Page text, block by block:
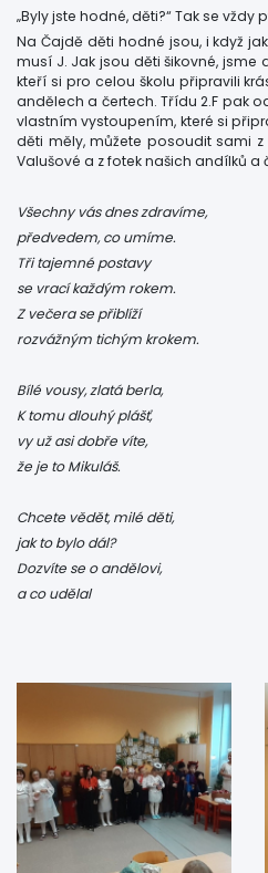
„Byly jste hodné, děti?“ Tak se
Na Čajdě děti hodné jsou, i když
musí J. Jak jsou děti šikovné, jsme
kteří si pro celou školu připravili
andělech a čertech. Třídu 2.F pak
vlastním vystoupením, které si
děti měly, můžete posoudit sami
Valušové a z fotek našich andílků a
Všechny vás dnes zdravíme,
předvedem, co umíme.
Tři tajemné postavy
se vrací každým rokem.
Z večera se přiblíží
rozvážným tichým krokem.
Bílé vousy, zlatá berla,
K tomu dlouhý plášť,
vy už asi dobře víte,
že je to Mikuláš.
Chcete vědět, milé děti,
jak to bylo dál?
Dozvíte se o andělovi,
a co udělal